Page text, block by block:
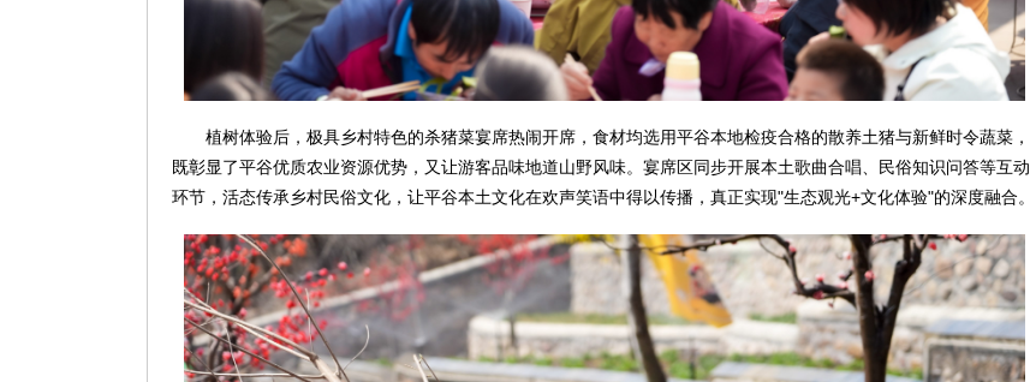
植树体验后，极具乡村特色的杀猪菜宴席热闹开席，食材均选用平谷本地检疫合格的散养土猪与新鲜时令蔬菜，
既彰显了平谷优质农业资源优势，又让游客品味地道山野风味。宴席区同步开展本土歌曲合唱、民俗知识问答等互动
环节，活态传承乡村民俗文化，让平谷本土文化在欢声笑语中得以传播，真正实现"生态观光+文化体验"的深度融合。